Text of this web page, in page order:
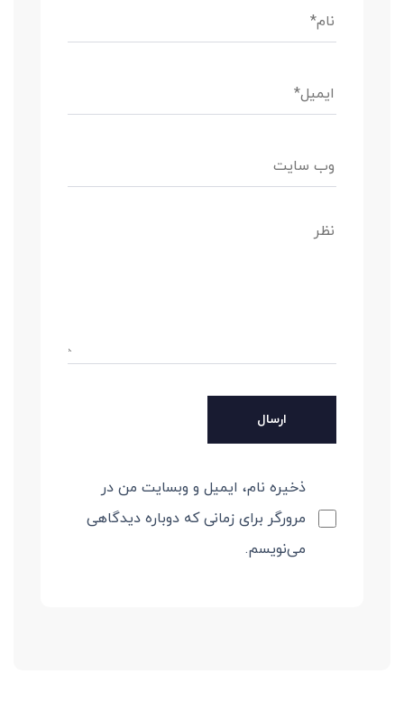
ذخیره نام، ایمیل و وبسایت من در
مرورگر برای زمانی که دوباره دیدگاهی
می‌نویسم.